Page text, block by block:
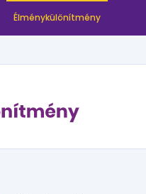
Élménykülönítmény